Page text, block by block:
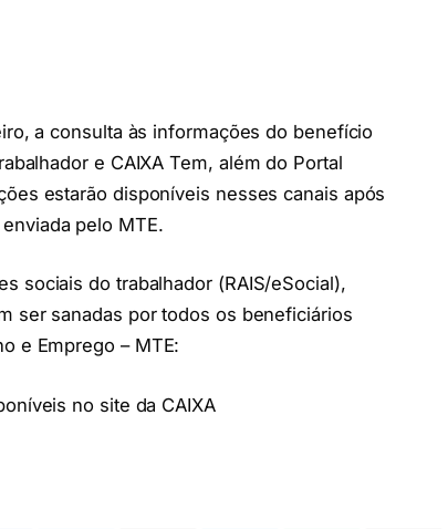
a consulta às informações do benefício
e CAIXA Tem, além do Portal
estarão disponíveis nesses canais após
pelo MTE.
sociais do trabalhador (RAIS/eSocial),
ser sanadas por todos os beneficiários
e Emprego – MTE:
no site da CAIXA